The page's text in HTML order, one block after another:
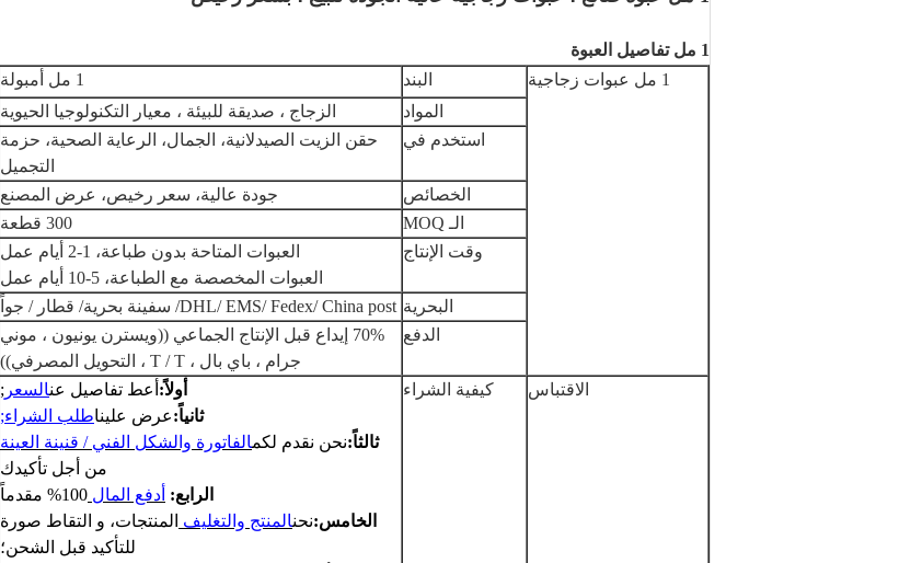
1 مل تفاصيل العبوة
1 مل عبوات زجاجية
البند
1 مل أمبولة
المواد
الزجاج ، صديقة للبيئة ، معيار التكنولوجيا الحيوية
استخدم في
حقن الزيت الصيدلانية، الجمال، الرعاية الصحية، حزمة
التجميل
الخصائص
جودة عالية، سعر رخيص، عرض المصنع
الـ MOQ
300 قطعة
وقت الإنتاج
العبوات المتاحة بدون طباعة، 1-2 أيام عمل
العبوات المخصصة مع الطباعة، 5-10 أيام عمل
البحرية DHL/ EMS/ Fedex/ China post/ سفينة بحرية/ قطار / جواً
الدفع
70% إيداع قبل الإنتاج الجماعي ((ويسترن يونيون ، موني
جرام ، باي بال ، T / T ، التحويل المصرفي))
الاقتباس
كيفية الشراء أولاً: أعط تفاصيل عنالسعر ;
ثانياً:عرض عليناطلب الشراء;
ثالثاً:نحن نقدم لكمالفاتورة والشكل الفني / قنينة العينة
من أجل تأكيدك
الرابع: أدفع المال 100% مقدماً
الخامس:نحنالمنتج والتغليف المنتجات، و التقاط صورة
للتأكيد قبل الشحن؛